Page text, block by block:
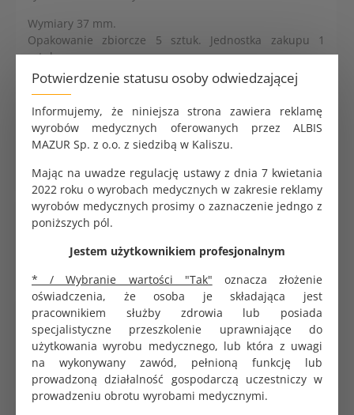
Potwierdzenie statusu osoby odwiedzającej
Informujemy, że niniejsza strona zawiera reklamę
wyrobów medycznych oferowanych przez ALBIS
MAZUR Sp. z o.o. z siedzibą w Kaliszu.
Mając na uwadze regulację ustawy z dnia 7 kwietania
2022 roku o wyrobach medycznych w zakresie reklamy
wyrobów medycznych prosimy o zaznaczenie jedngo z
poniższych pól.
Jestem użytkownikiem profesjonalnym
* / Wybranie wartości "Tak" oznacza złożenie
oświadczenia, że osoba je składająca jest
pracownikiem służby zdrowia lub posiada
specjalistyczne przeszkolenie uprawniające do
użytkowania wyrobu medycznego, lub która z uwagi
na wykonywany zawód, pełnioną funkcję lub
prowadzoną działalność gospodarczą uczestniczy w
prowadzeniu obrotu wyrobami medycznymi.
Tampon podpierający kostka Libre 30 mm nr 1
26.25 zł
Tampon podpierający kostka Libre 35 mm nr 2
Tampon podpierający kostka Libre 40 mm nr 3
29.40 zł
Wymiary 37 mm.
Opakowanie zbiorcze 5 sztuk. Jednostka zakupu 1
sztuka.